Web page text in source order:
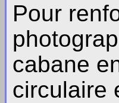
Pour
cabane
circulaire